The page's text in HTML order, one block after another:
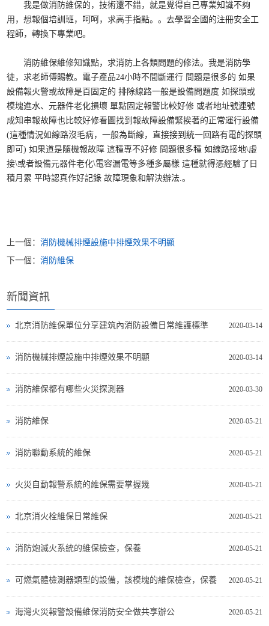
我是做消防維保的，技術還不錯，就是覺得自己專業知識不夠
用，想報個培訓班，呵呵，求高手指點。。去學習全國的注冊安全工
程師，轉換下專業吧。
消防維保維修知識點，求消防上各類問題的修法。我是消防學
徒，求老師傅賜教。電子產品24小時不間斷運行 問題是很多的 如果
設備報火警或故障是百固定的 排除線路一般是設備問題度 如探頭或
模塊進水、元器件老化損壞 單點固定報警比較好修 或者地址號連號
成知串報故障也比較好修看圖找到報故障設備緊挨著的正常運行設備
(這種情況如線路沒毛病，一般為斷線，直接接到統一回路有電的探頭
即可) 如果道是隨機報故障 這種專不好修 問題很多種 如線路接地\虛
接\或者設備元器件老化\電容漏電等多種多屬樣 這種就得憑經驗了日
積月累 平時認真作好記錄 故障現象和解決辦法.。
上一個：消防機械排煙設施中排煙效果不明顯
下一個：消防維保
新聞資訊
2020-03-14
北京消防維保單位分享建筑內消防設備日常維護標準
2020-03-14
消防機械排煙設施中排煙效果不明顯
2020-03-30
消防維保都有哪些火災探測器
2020-05-21
消防維保
2020-05-21
消防聯動系統的維保
2020-05-21
火災自動報警系統的維保需要掌握幾
2020-05-21
北京消火栓維保日常維保
2020-05-21
消防炮滅火系統的維保檢查，保養
2020-05-21
可燃氣體檢測器類型的設備，該模塊的維保檢查，保養
2020-05-21
海灣火災報警設備維保消防安全做共享辦公